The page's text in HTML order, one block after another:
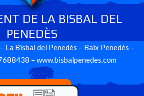
DE LA BISBAL DEL
PENEDÈS
La Bisbal del Penedès – Baix Penedès –
– www.bisbalpenedes.com